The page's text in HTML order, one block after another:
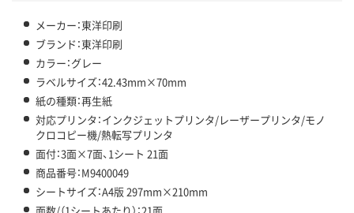
メーカー：東洋印刷
ブランド：東洋印刷
カラー：グレー
ラベルサイズ：42.43mm×70mm
紙の種類：再生紙
対応プリンタ：インクジェットプリンタ/レーザープリンタ/モノ
クロコピー機/熱転写プリンタ
面付：3面×7面、1シート 21面
商品番号：M9400049
シートサイズ：A4版 297mm×210mm